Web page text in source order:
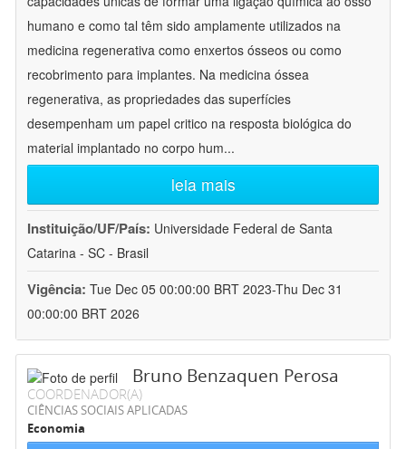
humano e como tal têm sido amplamente utilizados na
medicina regenerativa como enxertos ósseos ou como
recobrimento para implantes. Na medicina óssea
regenerativa, as propriedades das superfícies
desempenham um papel critico na resposta biológica do
material implantado no corpo hum...
leia mais
Instituição/UF/País: Universidade Federal de Santa
Catarina - SC - Brasil
Vigência: Tue Dec 05 00:00:00 BRT 2023-Thu Dec 31
00:00:00 BRT 2026
Bruno Benzaquen Perosa
COORDENADOR(A)
CIÊNCIAS SOCIAIS APLICADAS
Economia